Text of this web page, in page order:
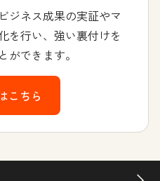
ジネス成果の実証やマ
を行い、強い裏付けを
ができます。
こちら